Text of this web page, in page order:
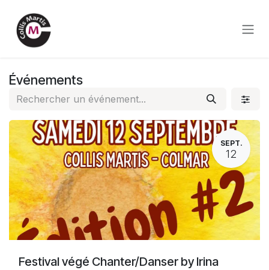
Événements
SEPT.
12
Festival végé Chanter/Danser by Irina